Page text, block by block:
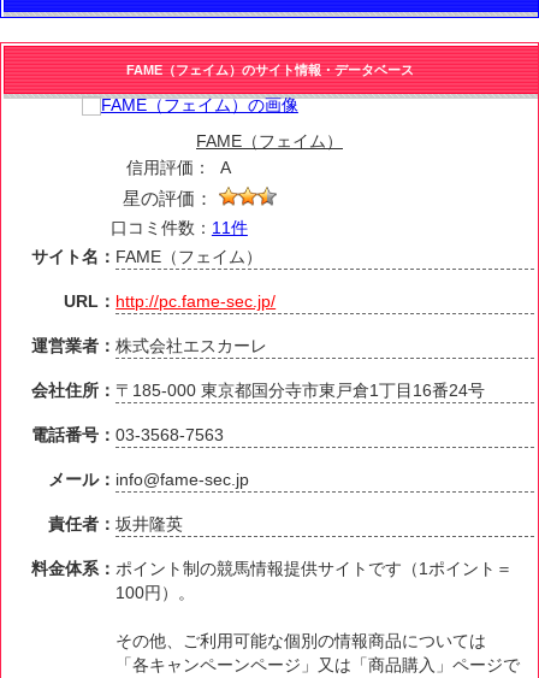
FAME（フェイム）のサイト情報・データベース
FAME（フェイム）
信用評価：
A
星の評価：
口コミ件数： 11件
サイト名： FAME（フェイム）
URL： http://pc.fame-sec.jp/
運営業者：株式会社エスカーレ
会社住所： 〒185-000 東京都国分寺市東戸倉1丁目16番24号
電話番号：03-3568-7563
メール： info@fame-sec.jp
責任者：坂井隆英
料金体系： ポイント制の競馬情報提供サイトです（1ポイント＝
100円）。
その他、ご利用可能な個別の情報商品については
「各キャンペーンページ」又は「商品購入」ページで